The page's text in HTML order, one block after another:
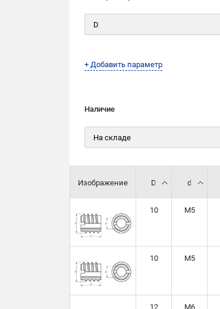
+ Добавить параметр
Наличие
Изображение D
10
d
М5
10 М5
12 М6